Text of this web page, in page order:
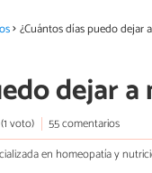
¿Cuántos días puedo dejar
dejar
voto)
55 comentarios
en homeopatía y